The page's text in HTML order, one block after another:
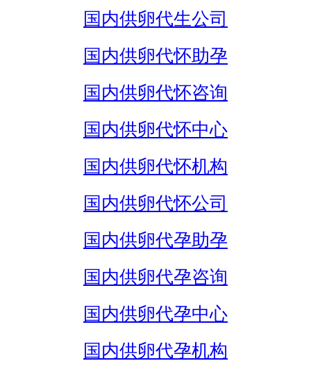
国内供卵代生公司
国内供卵代怀助孕
国内供卵代怀咨询
国内供卵代怀中心
国内供卵代怀机构
国内供卵代怀公司
国内供卵代孕助孕
国内供卵代孕咨询
国内供卵代孕中心
国内供卵代孕机构